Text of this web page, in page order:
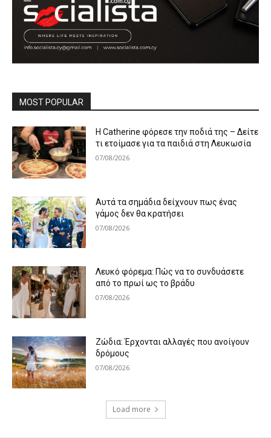
MOST POPULAR
Η Catherine φόρεσε την ποδιά της – Δείτε
τι ετοίμασε για τα παιδιά στη Λευκωσία
07/08/2026
Αυτά τα σημάδια δείχνουν πως ένας
γάμος δεν θα κρατήσει
07/08/2026
Λευκό φόρεμα: Πώς να το συνδυάσετε
από το πρωί ως το βράδυ
07/08/2026
Ζώδια: Έρχονται αλλαγές που ανοίγουν
δρόμους
07/08/2026
Load more